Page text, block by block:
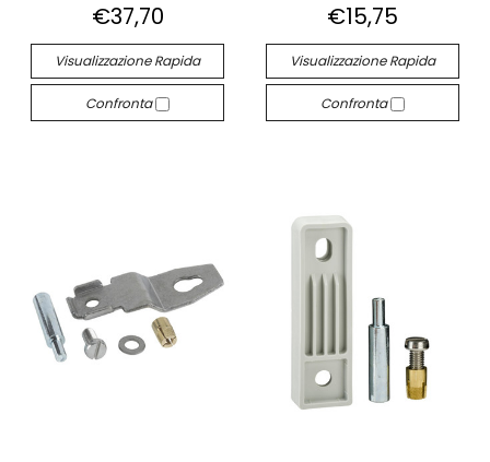
€37,70
Visualizzazione Rapida
Confronta
€15,75
Visualizzazione Rapida
Confronta